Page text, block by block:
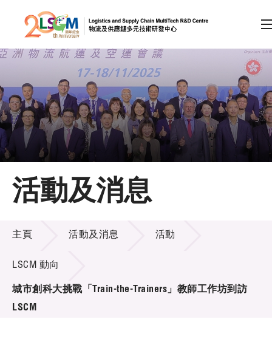
跳到內容（按回車鍵）
會員登入
A A EN 繁 简
主頁
關於LSCM
技術商品化
項目及資助計劃
活動及消息
活動及消息
活動及消息
主頁 活動及消息 活動
LSCM 動向
城市創科大挑戰「Train-the-Trainers」教師工作坊到訪
LSCM